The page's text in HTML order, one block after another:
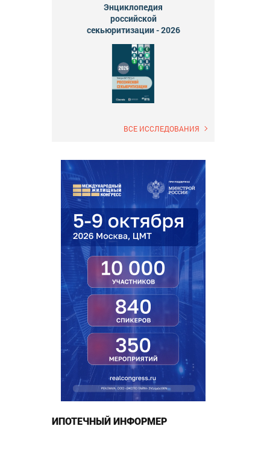
Энциклопедия
российской
секьюритизации - 2026
ВСЕ ИССЛЕДОВАНИЯ
ИПОТЕЧНЫЙ ИНФОРМЕР